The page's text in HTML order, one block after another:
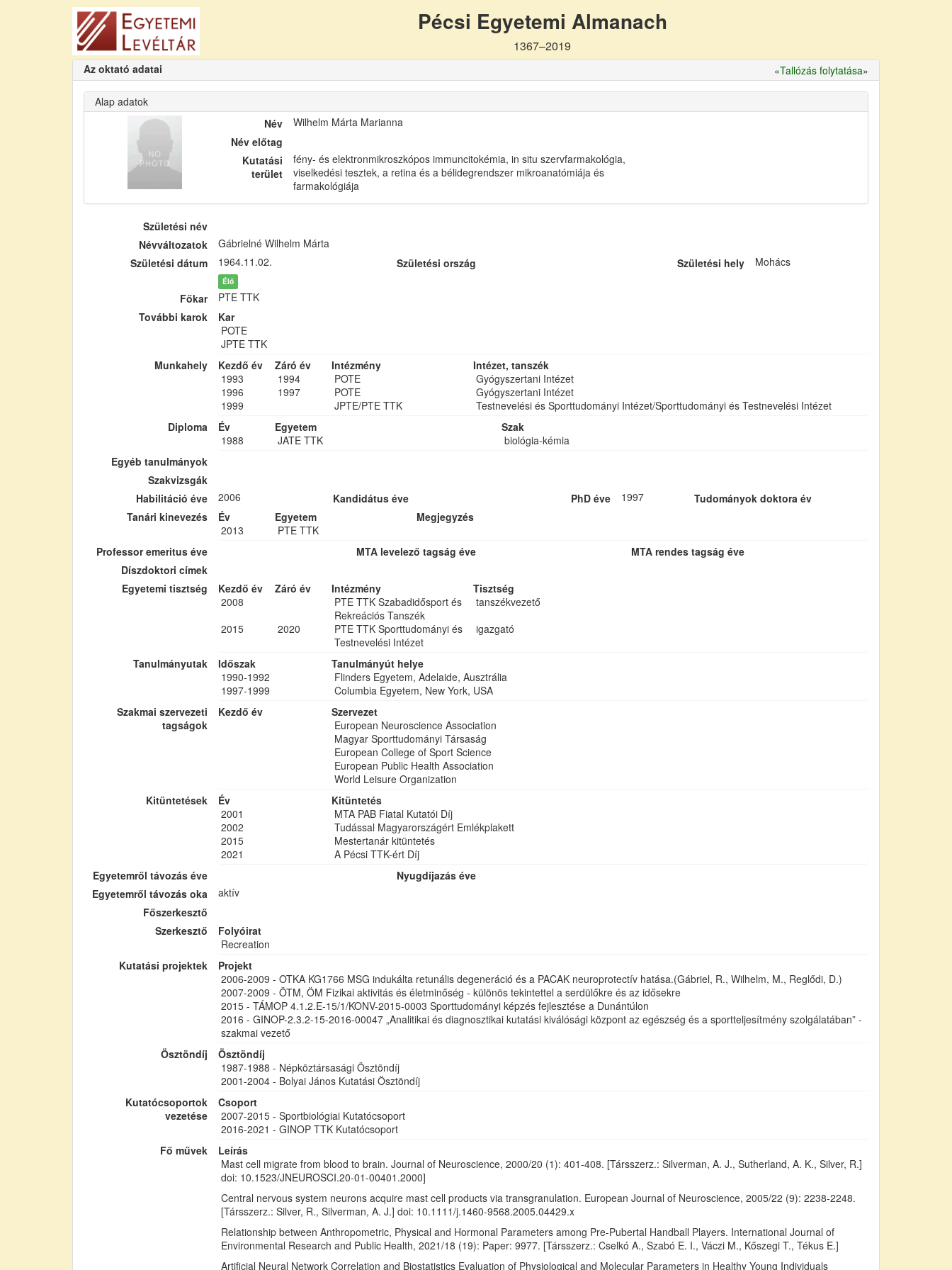
Pécsi Egyetemi Almanach
1367–2019
Az oktató adatai «Tallózás folytatása»
Alap adatok
Név
Wilhelm Márta Marianna
Név előtag
Kutatási
terület
fény- és elektronmikroszkópos immuncitokémia, in situ szervfarmakológia,
viselkedési tesztek, a retina és a bélidegrendszer mikroanatómiája és
farmakológiája
Születési név
Névváltozatok
Gábrielné Wilhelm Márta
Születési dátum
1964.11.02. Születési ország Születési hely Mohács
Élő
Főkar
PTE TTK
További karok
Kar
POTE
JPTE TTK
Munkahely
Kezdő év Záró év Intézmény
Intézet, tanszék
1993
1994 POTE
Gyógyszertani Intézet
1996
1997 POTE
Gyógyszertani Intézet
1999
JPTE/PTE TTK
Testnevelési és Sporttudományi Intézet/Sporttudományi és Testnevelési Intézet
Diploma
Év Egyetem
Szak
1988
JATE TTK
biológia-kémia
Egyéb tanulmányok
Szakvizsgák
Habilitáció éve
2006 Kandidátus éve PhD éve 1997
Tudományok doktora év
Tanári kinevezés
Év Egyetem
Megjegyzés
2013
PTE TTK
Professor emeritus éve
MTA levelező tagság éve
MTA rendes tagság éve
Díszdoktori címek
Egyetemi tisztség
Kezdő év Záró év Intézmény
Tisztség
2008
PTE TTK Szabadidősport és
Rekreációs Tanszék
tanszékvezető
2015
2020
PTE TTK Sporttudományi és
Testnevelési Intézet
igazgató
Tanulmányutak Időszak
Tanulmányút helye
1990-1992
Flinders Egyetem, Adelaide, Ausztrália
1997-1999
Columbia Egyetem, New York, USA
Szakmai szervezeti
tagságok
Kezdő év
Szervezet
European Neuroscience Association
Magyar Sporttudományi Társaság
European College of Sport Science
European Public Health Association
World Leisure Organization
Kitüntetések
Év
Kitüntetés
2001
MTA PAB Fiatal Kutatói Díj
2002
Tudással Magyarországért Emlékplakett
2015
Mestertanár kitüntetés
2021
A Pécsi TTK-ért Díj
Egyetemről távozás éve
Nyugdíjazás éve
Egyetemről távozás oka
aktív
Főszerkesztő
Szerkesztő
Folyóirat
Recreation
Kutatási projektek
Projekt
2006-2009 - OTKA KG1766 MSG indukálta retunális degeneráció és a PACAK neuroprotectív hatása.(Gábriel, R., Wilhelm, M., Reglődi, D.)
2007-2009 - ÖTM, ÖM Fizikai aktivitás és életminőség - különös tekintettel a serdülőkre és az idősekre
2015 - TÁMOP 4.1.2.E-15/1/KONV-2015-0003 Sporttudományi képzés fejlesztése a Dunántúlon
2016 - GINOP-2.3.2-15-2016-00047 „Analitikai és diagnosztikai kutatási kiválósági központ az egészség és a sportteljesítmény szolgálatában” -
szakmai vezető
Ösztöndíj
Ösztöndíj
1987-1988 - Népköztársasági Ösztöndíj
2001-2004 - Bolyai János Kutatási Ösztöndíj
Kutatócsoportok
vezetése
Csoport
2007-2015 - Sportbiológiai Kutatócsoport
2016-2021 - GINOP TTK Kutatócsoport
Fő művek
Leírás
Mast cell migrate from blood to brain. Journal of Neuroscience, 2000/20 (1): 401-408. [Társszerz.: Silverman, A. J., Sutherland, A. K., Silver, R.]
doi: 10.1523/JNEUROSCI.20-01-00401.2000]
Central nervous system neurons acquire mast cell products via transgranulation. European Journal of Neuroscience, 2005/22 (9): 2238-2248.
[Társszerz.: Silver, R., Silverman, A. J.] doi: 10.1111/j.1460-9568.2005.04429.x
Relationship between Anthropometric, Physical and Hormonal Parameters among Pre-Pubertal Handball Players. International Journal of
Environmental Research and Public Health, 2021/18 (19): Paper: 9977. [Társszerz.: Cselkó A., Szabó E. I., Váczi M., Kőszegi T., Tékus E.]
Artificial Neural Network Correlation and Biostatistics Evaluation of Physiological and Molecular Parameters in Healthy Young Individuals